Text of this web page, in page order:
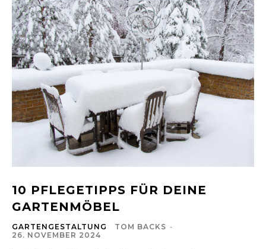
10 PFLEGETIPPS FÜR DEINE
GARTENMÖBEL
GARTENGESTALTUNG TOM BACKS -
26. NOVEMBER 2024